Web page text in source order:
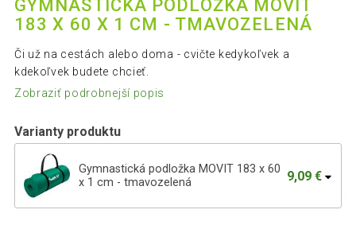
GYMNASTICKÁ PODLOŽKA MOVIT
183 X 60 X 1 CM - TMAVOZELENÁ
Či už na cestách alebo doma - cvičte kedykoľvek a
kdekoľvek budete chcieť.
Zobraziť podrobnejší popis
Varianty produktu
Gymnastická podložka MOVIT 183 x 60
x 1 cm - tmavozelená
9,09 €